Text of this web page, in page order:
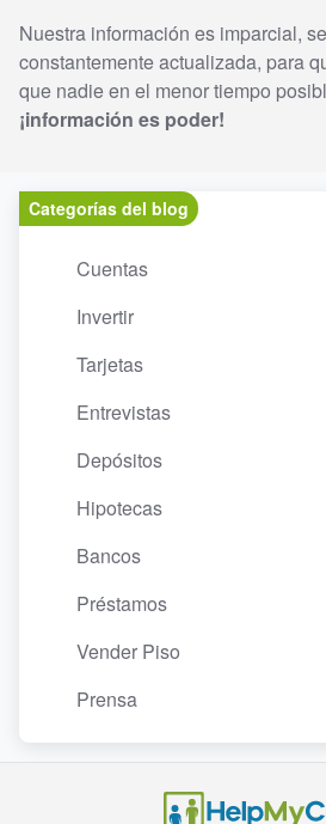
Nuestra información es imparcial,
constantemente actualizada, para
que nadie en el menor tiempo
¡información es poder!
Categorías del blog
Cuentas
Invertir
Tarjetas
Entrevistas
Depósitos
Hipotecas
Bancos
Préstamos
Vender Piso
Prensa